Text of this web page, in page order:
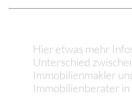
Hier etwas mehr
Unterschied
Immobilienmakler
Immobilienberater